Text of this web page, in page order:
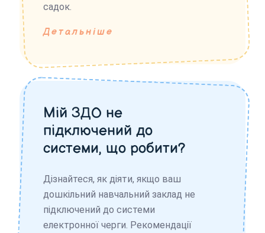
садок.
Детальніше
Мій ЗДО не
підключений до
системи, що робити?
Дізнайтеся, як діяти, якщо ваш
дошкільний навчальний заклад не
підключений до системи
електронної черги. Рекомендації